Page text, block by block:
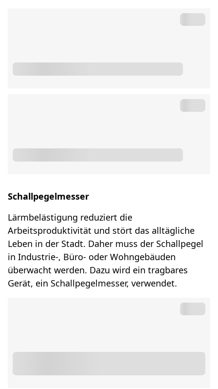
Schallpegelmesser
Lärmbelästigung reduziert die
Arbeitsproduktivität und stört das alltägliche
Leben in der Stadt. Daher muss der Schallpegel
in Industrie-, Büro- oder Wohngebäuden
überwacht werden. Dazu wird ein tragbares
Gerät, ein Schallpegelmesser, verwendet.